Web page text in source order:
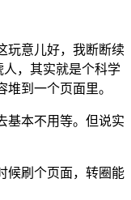
玩意儿好，我断断续
人，其实就是个科学
到一个页面里。
基本不用等。但说实
候刷个页面，转圈能